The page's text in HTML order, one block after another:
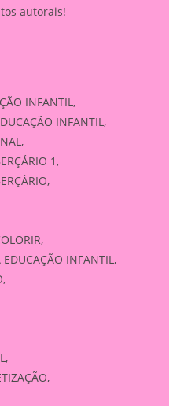
autorais!
INFANTIL,
INFANTIL,
1,
INFANTIL,